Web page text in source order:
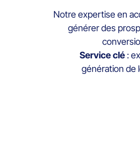
Notre expertise en
générer des
Service clé:
génération de